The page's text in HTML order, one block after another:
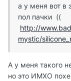
а у меня вот в
пол пачки ((
http://
mystic/
А у меня такого
но это ИМХО